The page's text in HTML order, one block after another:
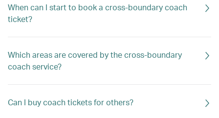
When can I start to book a cross-boundary coach
ticket?
Which areas are covered by the cross-boundary
coach service?
Can I buy coach tickets for others?